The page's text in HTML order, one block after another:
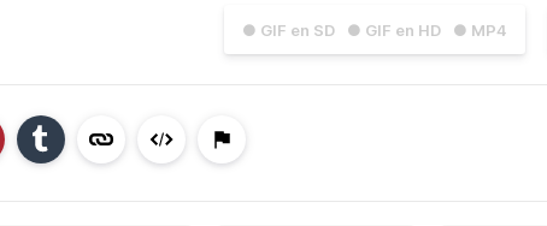
● GIF en SD ● GIF en HD ● MP4